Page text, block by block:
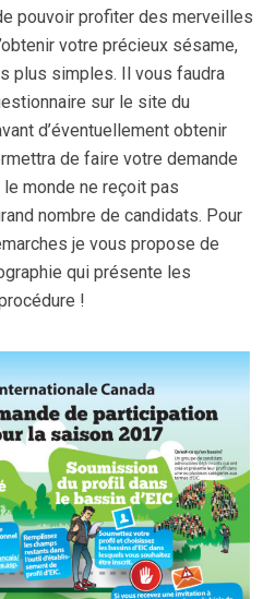
pouvoir profiter des merveilles
votre précieux sésame,
plus simples. Il vous faudra
sur le site du
d’éventuellement obtenir
de faire votre demande
monde ne reçoit pas
nombre de candidats. Pour
je vous propose de
qui présente les
!